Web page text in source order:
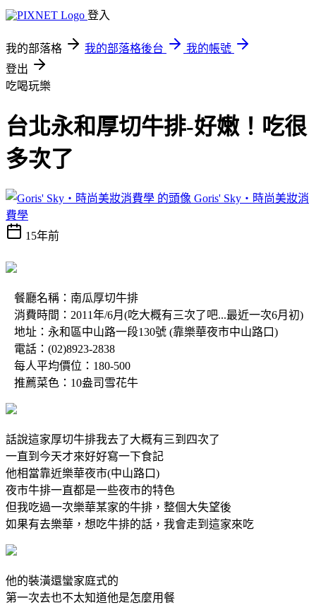
登入
我的部落格 我的部落格後台
我的帳號
登出
吃喝玩樂
台北永和厚切牛排-好嫩！吃很
多次了
Goris' Sky‧時尚美妝消
費學
15年前
餐廳名稱：南瓜厚切牛排
消費時間：2011年/6月(吃大概有三次了吧...最近一次6月初)
地址：永和區中山路一段130號 (靠樂華夜市中山路口)
電話：(02)8923-2838
每人平均價位：180-500
推薦菜色：10盎司雪花牛
話說這家厚切牛排我去了大概有三到四次了
一直到今天才來好好寫一下食記
他相當靠近樂華夜市(中山路口)
夜市牛排一直都是一些夜市的特色
但我吃過一次樂華某家的牛排，整個大失望後
如果有去樂華，想吃牛排的話，我會走到這家來吃
他的裝潢還蠻家庭式的
第一次去也不太知道他是怎麼用餐